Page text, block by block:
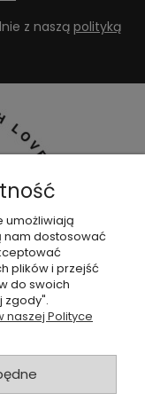
z naszą polityką
!
umożliwiają
nam dostosować
plików i przejść
do swoich
zgody".
naszej Polityce